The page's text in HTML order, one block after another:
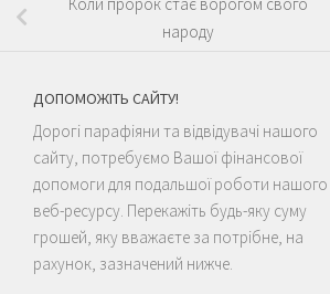
Коли пророк стає ворогом свого
народу
ДОПОМОЖІТЬ САЙТУ!
Дорогі парафіяни та відвідувачі нашого
сайту, потребуємо Вашої фінансової
допомоги для подальшої роботи нашого
веб-ресурсу. Перекажіть будь-яку суму
грошей, яку вважаєте за потрібне, на
рахунок, зазначений нижче.